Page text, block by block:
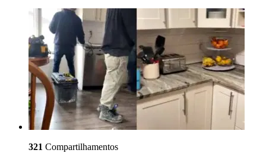
321 Compartilhamentos